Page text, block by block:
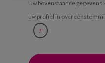
Uw bovenstaande
uw profiel in
?